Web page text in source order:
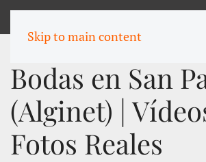
Skip to main content
Bodas en San
(Alginet) |
Fotos Reales